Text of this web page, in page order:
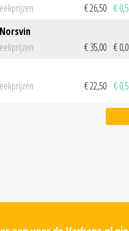
€ 26,50 €
€ 35,00 €
€ 22,50 €